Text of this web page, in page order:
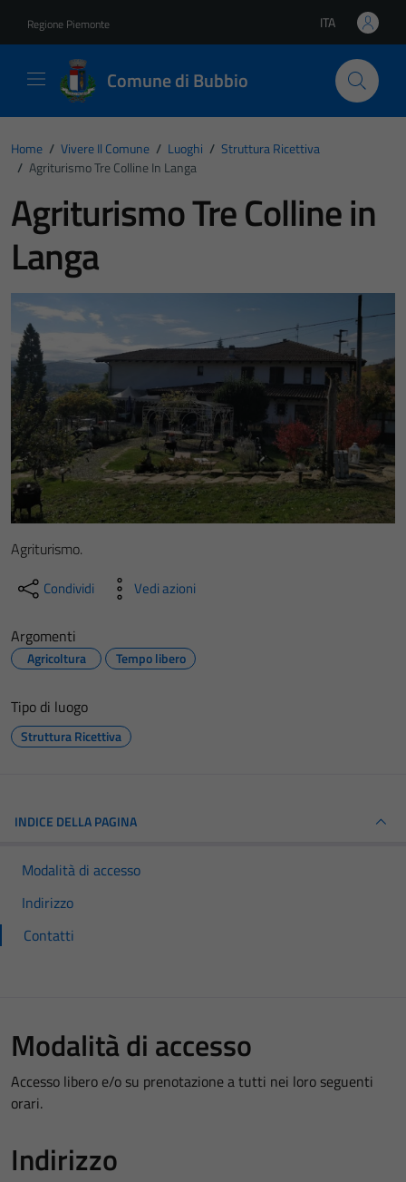
Regione Piemonte Lingua attiva:
ITA
Comune di Bubbio
Home / Vivere Il Comune / Luoghi / Struttura Ricettiva
/ Agriturismo Tre Colline In Langa
Agriturismo Tre Colline in
Langa
Agriturismo.
Condividi Vedi azioni
Argomenti
Agricoltura Tempo libero
Tipo di luogo
Struttura Ricettiva
INDICE DELLA PAGINA
Modalità di accesso
Indirizzo
Contatti
Modalità di accesso
Accesso libero e/o su prenotazione a tutti nei loro seguenti
orari.
Indirizzo